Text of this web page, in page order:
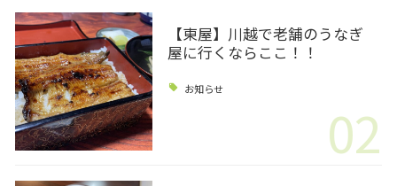
【東屋】川越で老舗のうなぎ
屋に行くならここ！！
お知らせ
02